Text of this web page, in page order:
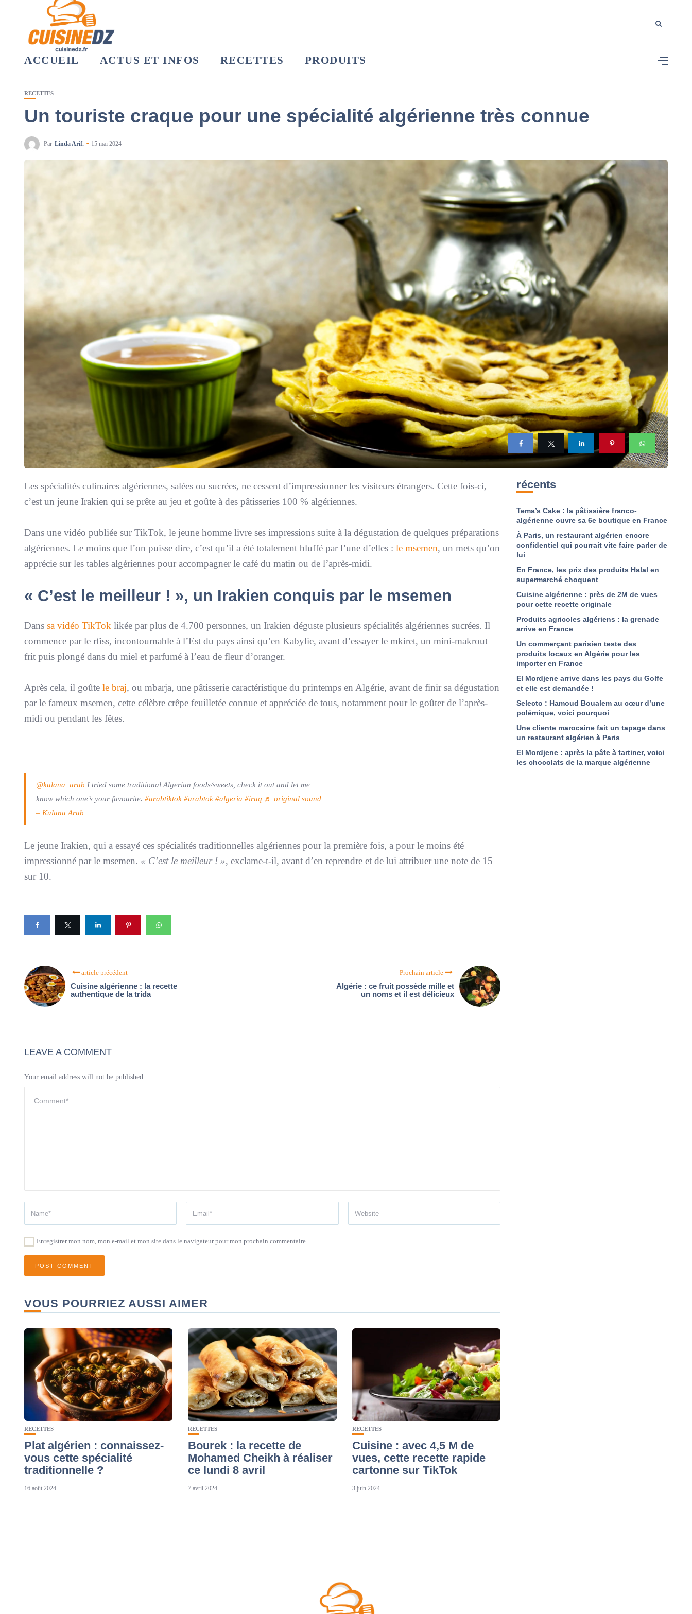
ACCUEIL ACTUS ET INFOS RECETTES PRODUITS
RECETTES
Un touriste craque pour une spécialité algérienne très connue
Par Linda Arif. 15 mai 2024
Les spécialités culinaires algériennes, salées ou sucrées, ne cessent d’impressionner les visiteurs étrangers. Cette fois-ci,
c’est un jeune Irakien qui se prête au jeu et goûte à des pâtisseries 100 % algériennes.
Dans une vidéo publiée sur TikTok, le jeune homme livre ses impressions suite à la dégustation de quelques préparations
algériennes. Le moins que l’on puisse dire, c’est qu’il a été totalement bluffé par l’une d’elles : le msemen, un mets qu’on
apprécie sur les tables algériennes pour accompagner le café du matin ou de l’après-midi.
« C’est le meilleur ! », un Irakien conquis par le msemen
Dans sa vidéo TikTok likée par plus de 4.700 personnes, un Irakien déguste plusieurs spécialités algériennes sucrées. Il
commence par le rfiss, incontournable à l’Est du pays ainsi qu’en Kabylie, avant d’essayer le mkiret, un mini-makrout
frit puis plongé dans du miel et parfumé à l’eau de fleur d’oranger.
Après cela, il goûte le braj, ou mbarja, une pâtisserie caractéristique du printemps en Algérie, avant de finir sa dégustation
par le fameux msemen, cette célèbre crêpe feuilletée connue et appréciée de tous, notamment pour le goûter de l’après-
midi ou pendant les fêtes.
@kulana_arab I tried some traditional Algerian foods/sweets, check it out and let me
know which one’s your favourite. #arabtiktok #arabtok #algeria #iraq ♬ original sound
– Kulana Arab
Le jeune Irakien, qui a essayé ces spécialités traditionnelles algériennes pour la première fois, a pour le moins été
impressionné par le msemen. « C’est le meilleur ! », exclame-t-il, avant d’en reprendre et de lui attribuer une note de 15
sur 10.
article précédent
Cuisine algérienne : la recette
authentique de la trida
Prochain article
Algérie : ce fruit possède mille et
un noms et il est délicieux
LEAVE A COMMENT
Your email address will not be published.
Enregistrer mon nom, mon e-mail et mon site dans le navigateur pour mon prochain commentaire.
VOUS POURRIEZ AUSSI AIMER
RECETTES
Plat algérien : connaissez-
vous cette spécialité
traditionnelle ?
16 août 2024
RECETTES
Bourek : la recette de
Mohamed Cheikh à réaliser
ce lundi 8 avril
7 avril 2024
RECETTES
Cuisine : avec 4,5 M de
vues, cette recette rapide
cartonne sur TikTok
3 juin 2024
récents
Tema’s Cake : la pâtissière franco-
algérienne ouvre sa 6e boutique en France
À Paris, un restaurant algérien encore
confidentiel qui pourrait vite faire parler de
lui
En France, les prix des produits Halal en
supermarché choquent
Cuisine algérienne : près de 2M de vues
pour cette recette originale
Produits agricoles algériens : la grenade
arrive en France
Un commerçant parisien teste des
produits locaux en Algérie pour les
importer en France
El Mordjene arrive dans les pays du Golfe
et elle est demandée !
Selecto : Hamoud Boualem au cœur d’une
polémique, voici pourquoi
Une cliente marocaine fait un tapage dans
un restaurant algérien à Paris
El Mordjene : après la pâte à tartiner, voici
les chocolats de la marque algérienne